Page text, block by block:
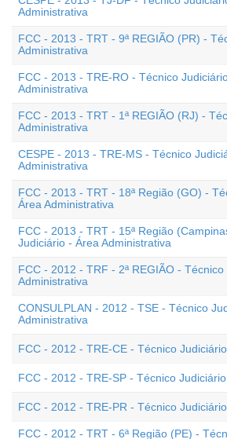
Administrativa
FCC - 2013 - TRT - 9ª REGIÃO (PR) -
Administrativa
FCC - 2013 - TRE-RO - Técnico
Administrativa
FCC - 2013 - TRT - 1ª REGIÃO (RJ) -
Administrativa
CESPE - 2013 - TRE-MS - Técnico
Administrativa
FCC - 2013 - TRT - 18ª Região (GO) -
Área Administrativa
FCC - 2013 - TRT - 15ª Região
Judiciário - Área Administrativa
FCC - 2012 - TRF - 2ª REGIÃO -
Administrativa
CONSULPLAN - 2012 - TSE - Técnico
Administrativa
FCC - 2012 - TRE-CE - Técnico
FCC - 2012 - TRE-SP - Técnico
FCC - 2012 - TRE-PR - Técnico
FCC - 2012 - TRT - 6ª Região (PE) -